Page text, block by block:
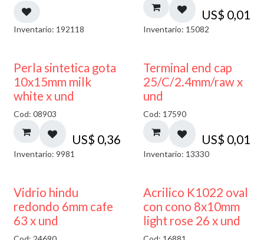
Inventario: 192118
US$ 0,01
Inventario: 15082
Perla sintetica gota
10x15mm milk
white x und
Cod: 08903
US$ 0,36
Inventario: 9981
Terminal end cap
25/C/2.4mm/raw x
und
Cod: 17590
US$ 0,01
Inventario: 13330
40% DESCUENTO
Vidrio hindu
redondo 6mm cafe
63 x und
Acrilico K1022 oval
con cono 8x10mm
light rose 26 x und